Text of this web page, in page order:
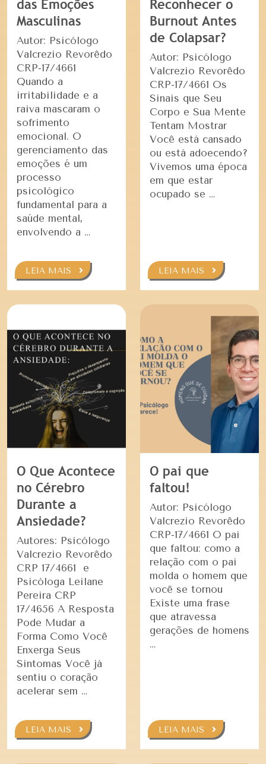
das Emoções
Masculinas
Autor: Psicólogo
Valcrezio Revorêdo
CRP-17/4661
Quando a
irritabilidade e a
raiva mascaram o
sofrimento
emocional. O
gerenciamento das
emoções é um
processo
psicológico
fundamental para a
saúde mental,
envolvendo a …
LEIA MAIS
Reconhecer o
Burnout Antes
de Colapsar?
Autor: Psicólogo
Valcrezio Revorêdo
CRP-17/4661 Os
Sinais que Seu
Corpo e Sua Mente
Tentam Mostrar
Você está cansado
ou está adoecendo?
Vivemos uma época
em que estar
ocupado se …
LEIA MAIS
O Que Acontece
no Cérebro
Durante a
Ansiedade?
Autores: Psicólogo
Valcrezio Revorêdo
CRP 17/4661 e
Psicóloga Leilane
Pereira CRP
17/4656 A Resposta
Pode Mudar a
Forma Como Você
Enxerga Seus
Sintomas Você já
sentiu o coração
acelerar sem …
LEIA MAIS
O pai que
faltou!
Autor: Psicólogo
Valcrezio Revorêdo
CRP-17/4661 O pai
que faltou: como a
relação com o pai
molda o homem que
você se tornou
Existe uma frase
que atravessa
gerações de homens
…
LEIA MAIS